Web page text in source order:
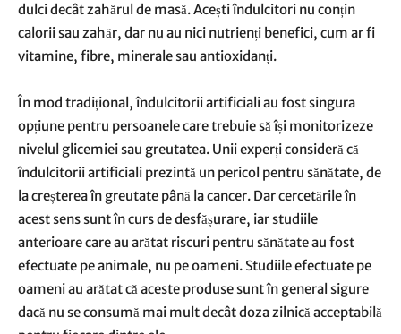
dulci decât zahărul de masă. Acești îndulcitori nu conțin
calorii sau zahăr, dar nu au nici nutrienți benefici, cum ar fi
vitamine, fibre, minerale sau antioxidanți.
În mod tradițional, îndulcitorii artificiali au fost singura
opțiune pentru persoanele care trebuie să își monitorizeze
nivelul glicemiei sau greutatea. Unii experți consideră că
îndulcitorii artificiali prezintă un pericol pentru sănătate, de
la creșterea în greutate până la cancer. Dar cercetările în
acest sens sunt în curs de desfășurare, iar studiile
anterioare care au arătat riscuri pentru sănătate au fost
efectuate pe animale, nu pe oameni. Studiile efectuate pe
oameni au arătat că aceste produse sunt în general sigure
dacă nu se consumă mai mult decât doza zilnică acceptabilă